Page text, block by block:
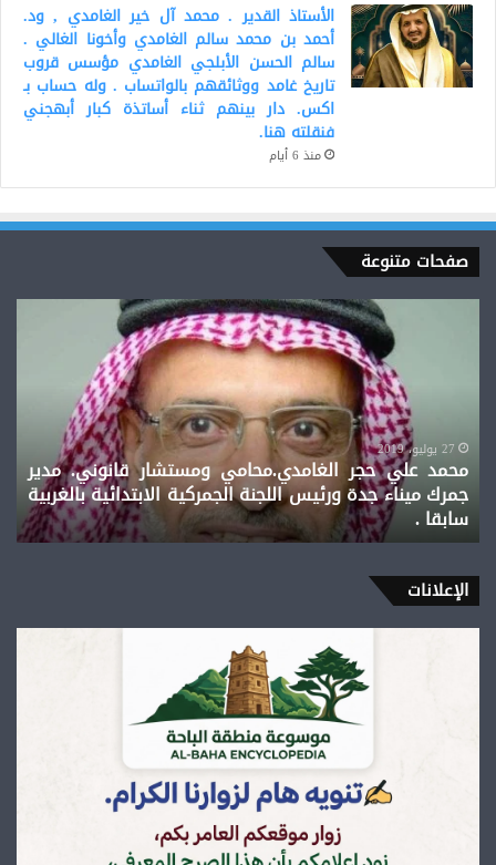
الأستاذ القدير . محمد آل خير الغامدي , ود.
أحمد بن محمد سالم الغامدي وأخونا الغالي .
سالم الحسن الأبلجي الغامدي مؤسس قروب
تاريخ غامد ووثائقهم بالواتساب . وله حساب بـ
اكس. دار بينهم ثناء أساتذة كبار أبهجني
فنقلته هنا.
منذ 6 أيام
صفحات متنوعة
الغامدي.محامي
مدير
جمرك
ميناء
جدة
ورئيس
الجمركية
الابتدائية
بالغربية
27 يوليو، 2019
محمد علي حجر الغامدي.محامي ومستشار قانوني. مدير
جمرك ميناء جدة ورئيس اللجنة الجمركية الابتدائية بالغربية
سابقا .
الإعلانات